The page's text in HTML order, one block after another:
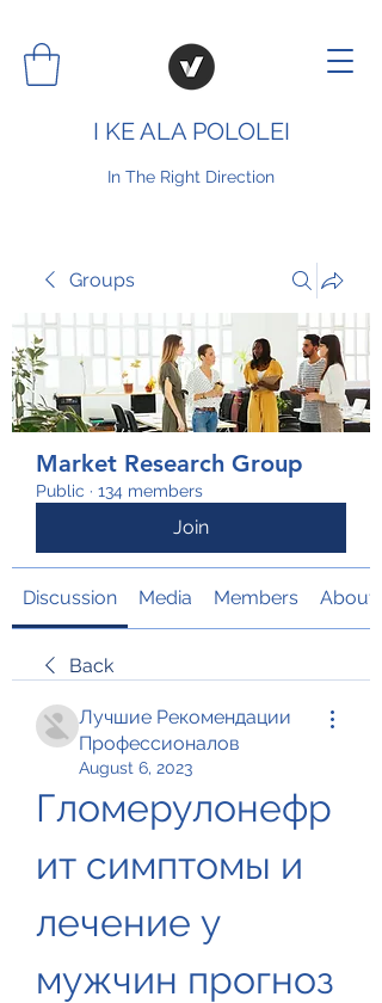
I KE ALA POLOLEI
In The Right Direction
Groups
Market Research Group
Public · 134 members
Join
Discussion Media Members About
Back
Лучшие Рекомендации
Профессионалов
August 6, 2023
Гломерулонефр
ит симптомы и
лечение у
мужчин прогноз